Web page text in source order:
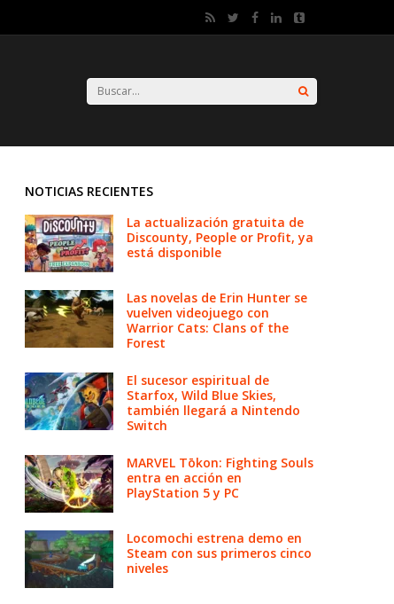
NOTICIAS RECIENTES
La actualización gratuita de
Discounty, People or Profit, ya
está disponible
Las novelas de Erin Hunter se
vuelven videojuego con
Warrior Cats: Clans of the
Forest
El sucesor espiritual de
Starfox, Wild Blue Skies,
también llegará a Nintendo
Switch
MARVEL Tōkon: Fighting Souls
entra en acción en
PlayStation 5 y PC
Locomochi estrena demo en
Steam con sus primeros cinco
niveles